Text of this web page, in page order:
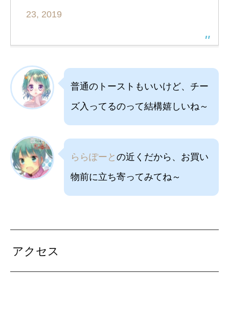
23, 2019
普通のトーストもいいけど、チー
ズ入ってるのって結構嬉しいね～
ららぽーと の近くだから、お買い
物前に立ち寄ってみてね～
アクセス